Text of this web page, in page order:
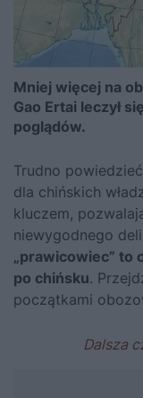
Mniej więcej na
Gao Ertai leczył
poglądów.
Trudno
dla chińskich
kluczem,
niewygodnego
„prawicowiec” to
po chińsku.
początkami